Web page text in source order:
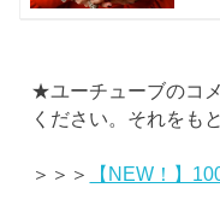
★ユーチューブのコ
ください。それをも
＞＞＞ 【NEW！】